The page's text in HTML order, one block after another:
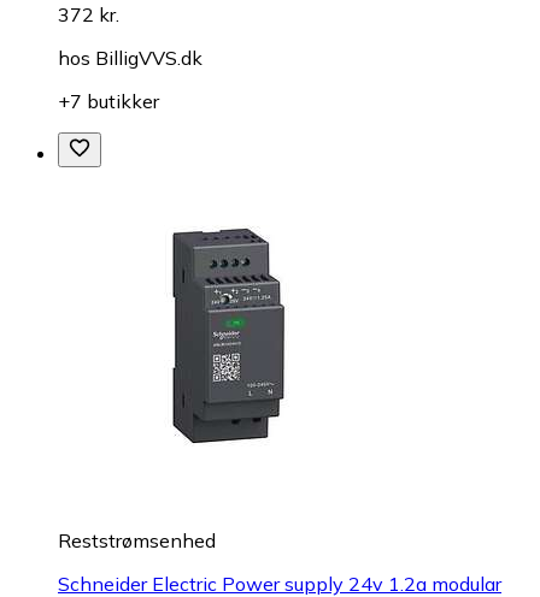
372 kr.
hos BilligVVS.dk
+7 butikker
Reststrømsenhed
Schneider Electric Power supply 24v 1.2a modular